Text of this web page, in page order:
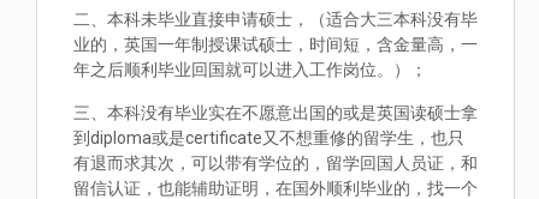
二、本科未毕业直接申请硕士，（适合大三本科没有毕
业的，英国一年制授课试硕士，时间短，含金量高，一
年之后顺利毕业回国就可以进入工作岗位。）；
三、本科没有毕业实在不愿意出国的或是英国读硕士拿
到diploma或是certificate又不想重修的留学生，也只
有退而求其次，可以带有学位的，留学回国人员证，和
留信认证，也能辅助证明，在国外顺利毕业的，找一个